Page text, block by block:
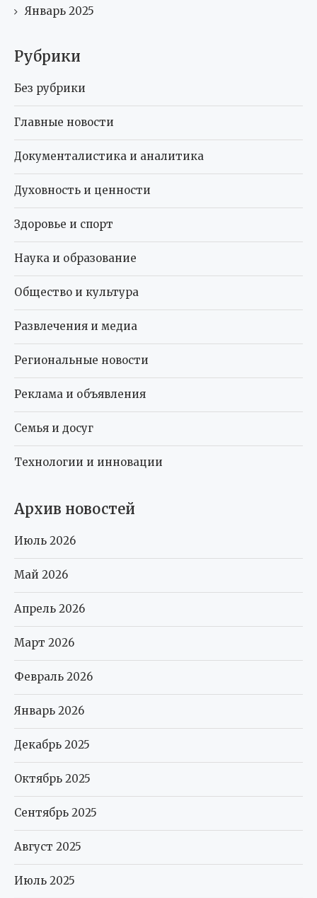
Январь 2025
Рубрики
Без рубрики
Главные новости
Документалистика и аналитика
Духовность и ценности
Здоровье и спорт
Наука и образование
Общество и культура
Развлечения и медиа
Региональные новости
Реклама и объявления
Семья и досуг
Технологии и инновации
Архив новостей
Июль 2026
Май 2026
Апрель 2026
Март 2026
Февраль 2026
Январь 2026
Декабрь 2025
Октябрь 2025
Сентябрь 2025
Август 2025
Июль 2025